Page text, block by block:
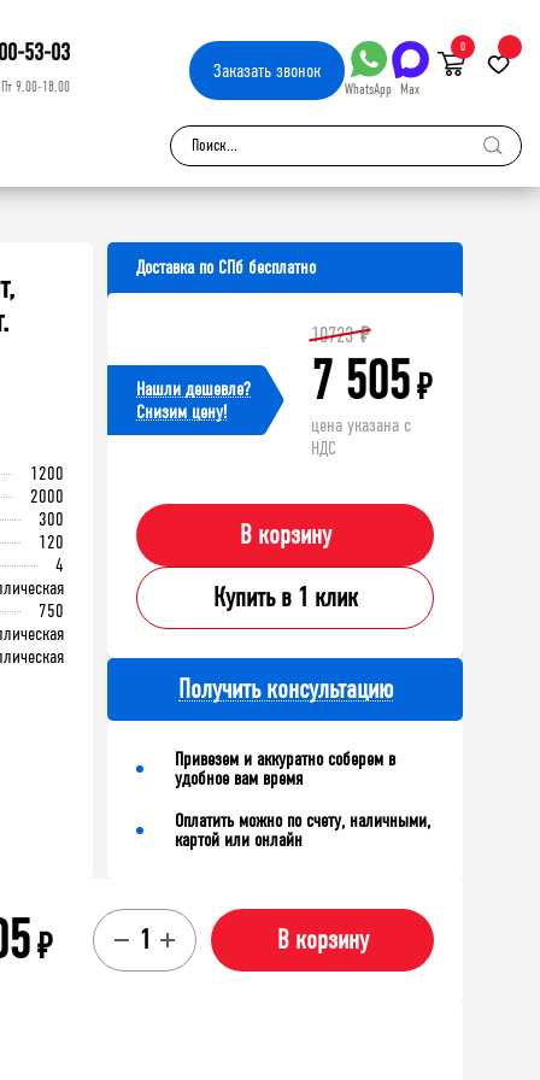
53-03
9.00-18.00
Заказатьзвонок
WhatsApp Max
0
1200
2000
300
120
4
750
Доставка по СПб бесплатно
Нашли дешевле?
Cнизим цену!
10723 ₽
7 505₽
цена указана с
НДС
В корзину
Купить в 1 клик
Получить консультацию
Привезем и аккуратно соберем в
удобное вам время
Оплатить можно по счету, наличными,
картой или онлайн
₽ В корзину